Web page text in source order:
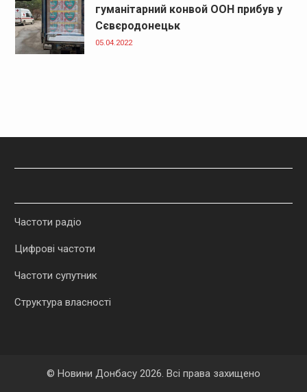
гуманітарний конвой ООН прибув у
Сєвєродонецьк
05.04.2022
Частоти радіо
Цифрові частоти
Частоти супутник
Структура власності
© Новини Донбасу 2026. Всі права захищено